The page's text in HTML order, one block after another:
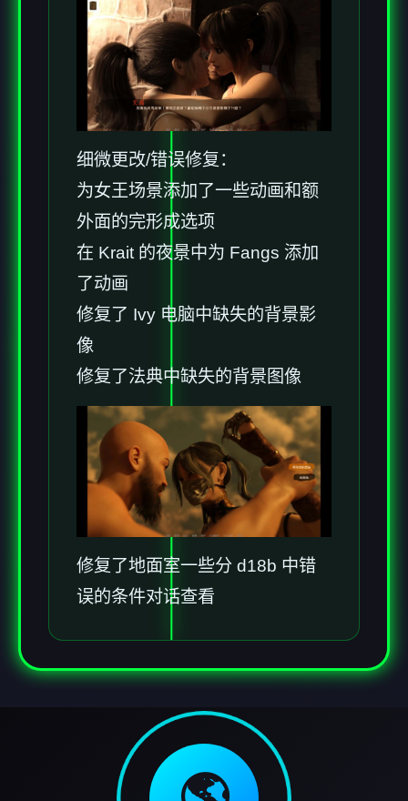
细微更改/错误修复：
为女王场景添加了一些动画和额
外面的完形成选项
在 Krait 的夜景中为 Fangs 添加
了动画
修复了 Ivy 电脑中缺失的背景影
像
修复了法典中缺失的背景图像
修复了地面室一些分 d18b 中错
误的条件对话查看